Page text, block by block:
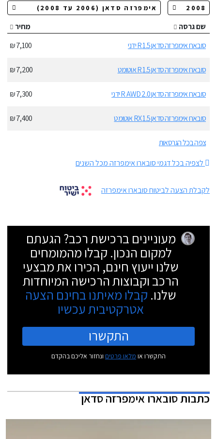
שם גרסה
מחיר
סובארו אימפרזה סדאן 1.5 R ידני
7,100 ₪
סובארו אימפרזה סדאן 1.5 R אוטומט 7,200 ₪
סובארו אימפרזה סדאן 2.0 R AWD ידני 7,300 ₪
סובארו אימפרזה סדאן 1.5 RX אוטומט 7,400 ₪
צפה בכל הגרסאות
לצפיה בכל דגמי סובארו אימפרזה מכל השנים
לקבלת הצעה לביטוח סובארו אימפרזה
מעוניינים ברכישת רכב? הגעתם
למקום הנכון. קבלו מהמומחים
שלנו ייעוץ חינם, הכירו את מבצעי
הרכב וקבוצות הרכישה המיוחדות
שלנו. קבלו מאיתנו בחינם הצעה
אטרקטיבית עכשיו
התקשרו
התקשרו או מלאו פרטים ונחזור אליכם בהקדם
כתבותסובארו אימפרזה סדאן